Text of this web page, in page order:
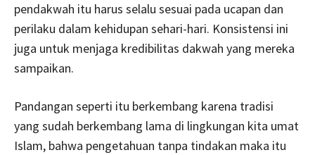
pendakwah itu harus selalu sesuai pada ucapan dan
perilaku dalam kehidupan sehari-hari. Konsistensi ini
juga untuk menjaga kredibilitas dakwah yang mereka
sampaikan.
Pandangan seperti itu berkembang karena tradisi
yang sudah berkembang lama di lingkungan kita umat
Islam, bahwa pengetahuan tanpa tindakan maka itu